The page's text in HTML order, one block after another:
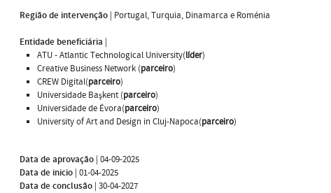
Região de intervenção | Portugal, Turquia, Dinamarca e Roménia
Entidade beneficiária |
ATU - Atlantic Technological University(líder)
Creative Business Network (parceiro)
CREW Digital(parceiro)
Universidade Başkent (parceiro)
Universidade de Évora(parceiro)
University of Art and Design in Cluj-Napoca(parceiro)
Data de aprovação | 04-09-2025
Data de inicio | 01-04-2025
Data de conclusão | 30-04-2027